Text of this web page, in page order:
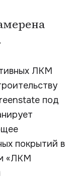
ЛКМ
под
покрытий в
«ЛКМ